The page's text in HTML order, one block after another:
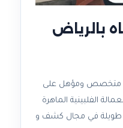
بالرياض
متخصص ومؤهل على
الفلبينية الماهرة
طويلة في مجال كشف و